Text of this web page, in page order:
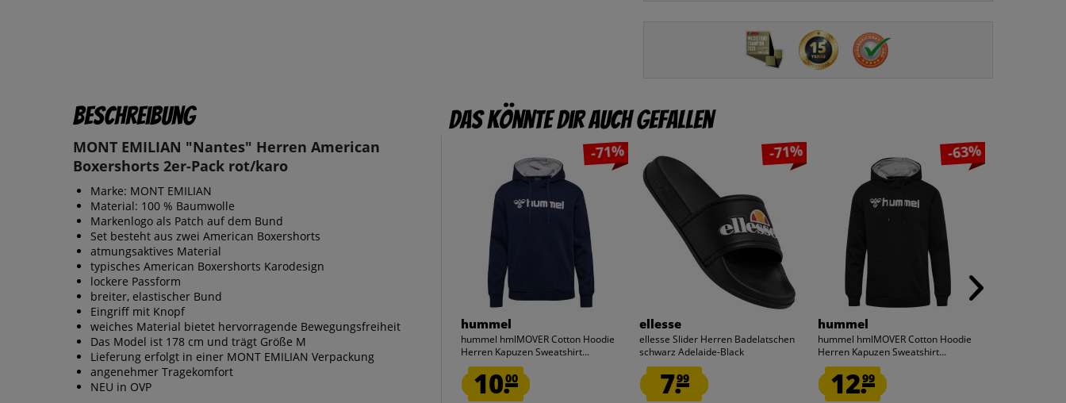
Beschreibung
MONT EMILIAN "Nantes" Herren American
Boxershorts 2er-Pack rot/karo
Marke: MONT EMILIAN
Material: 100 % Baumwolle
Markenlogo als Patch auf dem Bund
Set besteht aus zwei American Boxershorts
atmungsaktives Material
typisches American Boxershorts Karodesign
lockere Passform
breiter, elastischer Bund
Eingriff mit Knopf
weiches Material bietet hervorragende Bewegungsfreiheit
Das Model ist 178 cm und trägt Größe M
Lieferung erfolgt in einer MONT EMILIAN Verpackung
angenehmer Tragekomfort
NEU in OVP
Das könnte dir auch gefallen
-71%
hummel
hummel hmlMOVER Cotton Hoodie
Herren Kapuzen Sweatshirt...
10.00
-71%
ellesse
ellesse Slider Herren Badelatschen
schwarz Adelaide-Black
7.99
-63%
hummel
hummel hmlMOVER Cotton Hoodie
Herren Kapuzen Sweatshirt...
12.99